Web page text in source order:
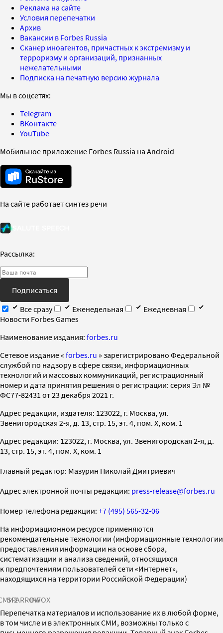
Реклама на сайте
Условия перепечатки
Архив
Вакансии в Forbes Russia
Сканер иноагентов, причастных к экстремизму и
терроризму и организаций, признанных
нежелательными
Подписка на печатную версию журнала
Мы в соцсетях:
Telegram
ВКонтакте
YouTube
Мобильное приложение Forbes Russia на Android
На сайте работает синтез речи
Рассылка:
Подписаться
Все сразу
Еженедельная
Ежедневная
Новости Forbes Games
Наименование издания: forbes.ru
Cетевое издание « forbes.ru » зарегистрировано Федеральной
службой по надзору в сфере связи, информационных
технологий и массовых коммуникаций, регистрационный
номер и дата принятия решения о регистрации: серия Эл №
ФС77-82431 от 23 декабря 2021 г.
Адрес редакции, издателя: 123022, г. Москва, ул.
Звенигородская 2-я, д. 13, стр. 15, эт. 4, пом. X, ком. 1
Адрес редакции: 123022, г. Москва, ул. Звенигородская 2-я, д.
13, стр. 15, эт. 4, пом. X, ком. 1
Главный редактор: Мазурин Николай Дмитриевич
Адрес электронной почты редакции: press-release@forbes.ru
Номер телефона редакции: +7 (495) 565-32-06
На информационном ресурсе применяются
рекомендательные технологии (информационные технологии
предоставления информации на основе сбора,
систематизации и анализа сведений, относящихся
к предпочтениям пользователей сети «Интернет»,
находящихся на территории Российской Федерации)
SPARROWINFOX
Перепечатка материалов и использование их в любой форме,
в том числе и в электронных СМИ, возможны только с